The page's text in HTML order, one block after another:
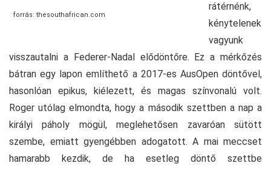
forrás: thesouthafrican.com
rátérnénk,
kénytelenek
vagyunk
visszautalni a Federer-Nadal elődöntőre. Ez a mérkőzés
bátran egy lapon említhető a 2017-es AusOpen döntővel,
hasonlóan epikus, kiélezett, és magas színvonalú volt.
Roger utólag elmondta, hogy a második szettben a nap a
királyi páholy mögül, meglehetősen zavaróan sütött
szembe, emiatt gyengébben adogatott. A mai meccset
hamarabb kezdik, de ha esetleg döntő szettbe